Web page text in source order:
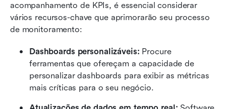
acompanhamento de KPIs, é essencial considerar
vários recursos-chave que aprimorarão seu processo
de monitoramento:
Dashboards personalizáveis: Procure
ferramentas que ofereçam a capacidade de
personalizar dashboards para exibir as métricas
mais críticas para o seu negócio.